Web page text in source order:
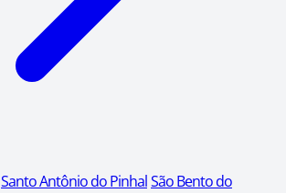
Santo Antônio do PinhalSão Bento do